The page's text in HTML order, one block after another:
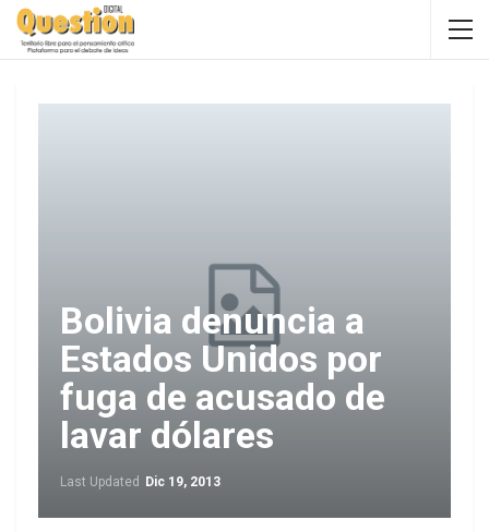
Bolivia denuncia a
Estados Unidos por
fuga de acusado de
lavar dólares
Last Updated Dic 19, 2013